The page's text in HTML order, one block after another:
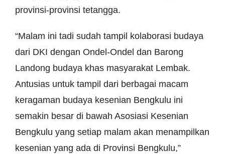
provinsi-provinsi tetangga.
“Malam ini tadi sudah tampil kolaborasi budaya
dari DKI dengan Ondel-Ondel dan Barong
Landong budaya khas masyarakat Lembak.
Antusias untuk tampil dari berbagai macam
keragaman budaya kesenian Bengkulu ini
semakin besar di bawah Asosiasi Kesenian
Bengkulu yang setiap malam akan menampilkan
kesenian yang ada di Provinsi Bengkulu,”